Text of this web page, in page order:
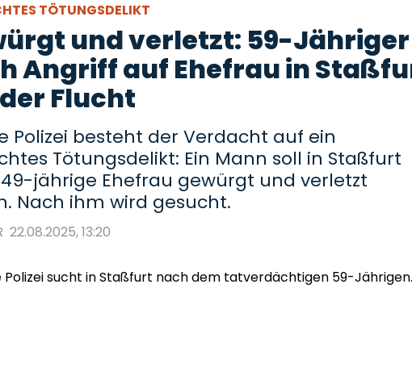
TÖTUNGSDELIKT
und verletzt: 59-Jähriger
Angriff auf Ehefrau in
Flucht
Polizei besteht der Verdacht auf ein
Tötungsdelikt: Ein Mann soll in Staßfurt
jährige Ehefrau gewürgt und verletzt
Nach ihm wird gesucht.
22.08.2025, 13:20